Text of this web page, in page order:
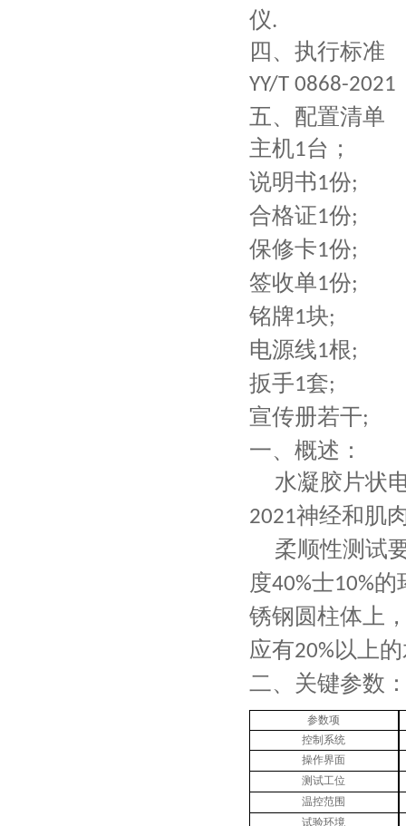
四、执行标准
YY/T 0868-2021
五、配置清单
主机1台；
说明书1份;
合格证1份;
保修卡1份;
签收单1份;
铭牌1块;
电源线1根;
扳手1套;
宣传册若干;
一、 概述：
水凝胶片状
2021神经和肌
柔顺性测试
度40%士10%的
锈钢圆柱体上
应有20% 以上
二、关键参数
参数项
控制系统
操作界面
测试工位
温控范围
试验环境